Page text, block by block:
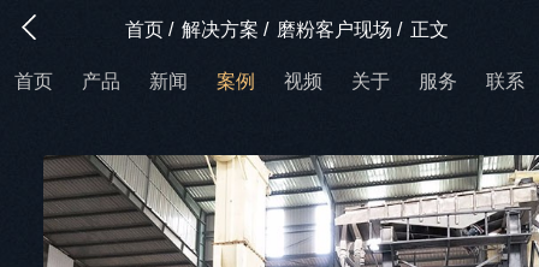
首页 / 解决方案 / 磨粉客户现场 / 正文
首页 产品 新闻 案例 视频 关于 服务 联系